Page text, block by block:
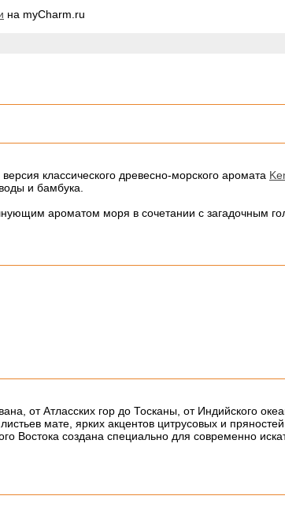
на myCharm.ru
классического древесно-морского аромата
и бамбука.
ароматом моря в сочетании с загадочным
от Атласских гор до Тосканы, от Индийского
мате, ярких акцентов цитрусовых и
Востока создана специально для современно